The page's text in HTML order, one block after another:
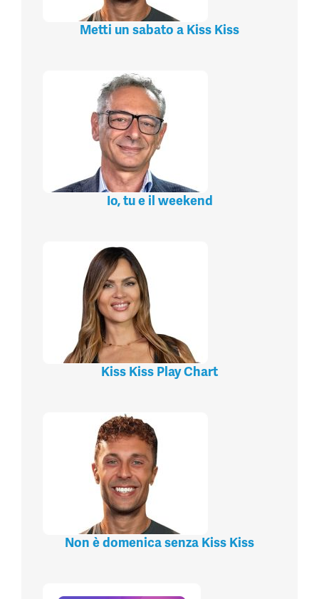
Metti un sabato a Kiss Kiss
Io, tu e il weekend
Kiss Kiss Play Chart
Non è domenica senza Kiss Kiss